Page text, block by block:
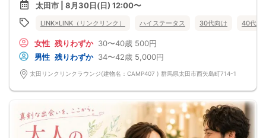
相手も身だしなみを徹底している人が良い。
第一印象で惹かれ、
内面を知って更に好きが増す…
前回参加の男性一部紹介！
30代／年収600万円以上／身長181cm
30代／営業／身長178cm/警察官
20代／公務員／爽やかで優しいアニメが少し好きな方
などなど魅力的な方が多数でした！
多すぎず少なすぎず、参加者様が求める理想の人数を作り上げました！
（最小催行人数3:3）
②直接の連絡先交換自由♪
気の合う方がいたら直接連絡先交換してもOK！
太田市 | 8月30日(日) 12:00〜
LINK×LINK（リンクリンク） ハイステータス 30代向け 40代向
女性 残りわずか 30〜40歳 500円
男性 残りわずか 34〜42歳 5,000円
太田リンクリンクラウンジ(建物名：CAMP407 ) 群馬県太田市西矢島町714-1